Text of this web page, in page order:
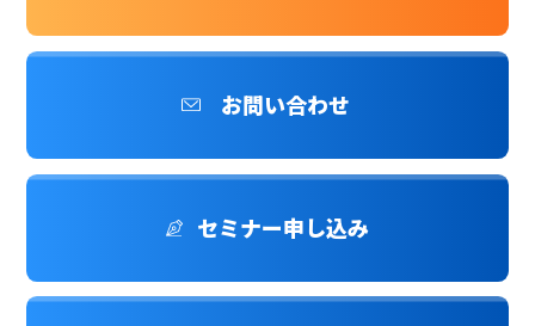
お問い合わせ
セミナー申し込み